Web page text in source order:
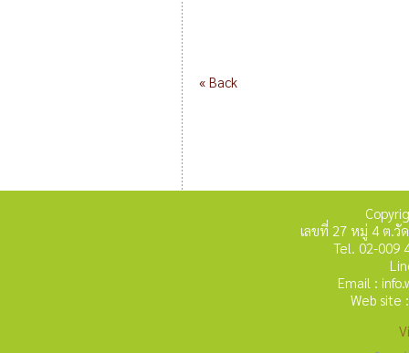
« Back
เลขที่ 27 หมู่ 4 ต.วั
Tel. 02-009
Email :
Web site